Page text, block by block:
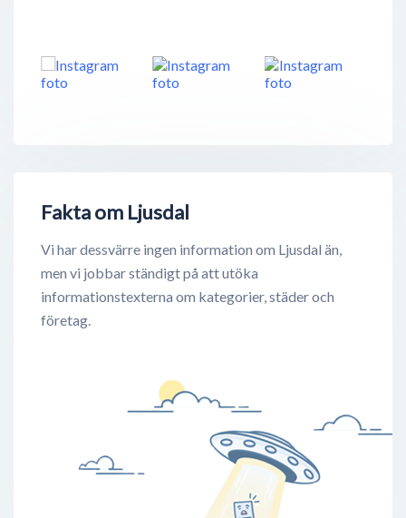
Fakta om Ljusdal
Vi har dessvärre ingen information om Ljusdal än,
men vi jobbar ständigt på att utöka
informationstexterna om kategorier, städer och
företag.